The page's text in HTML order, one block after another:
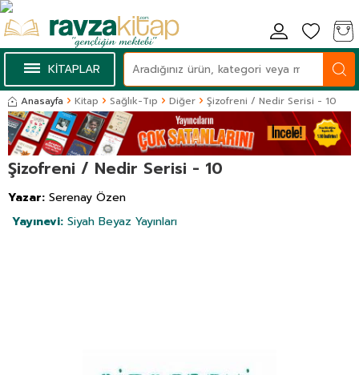
KİTAPLAR
Anasayfa Kitap Sağlık-Tıp Diğer Şizofreni / Nedir Serisi - 10
Şizofreni / Nedir Serisi - 10
Yazar: Serenay Özen
Yayınevi: Siyah Beyaz Yayınları